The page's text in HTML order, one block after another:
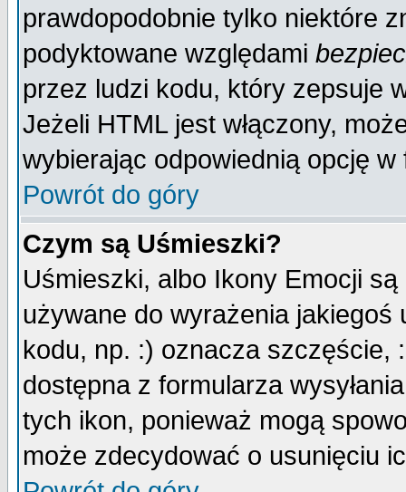
prawdopodobnie tylko niektóre
podyktowane względami
przez ludzi kodu, który zepsuje
Jeżeli HTML jest włączony,
wybierając odpowiednią opcję w
Powrót do góry
Czym są Uśmieszki?
Uśmieszki, albo Ikony Emocji
używane do wyrażenia
kodu, np. :) oznacza szczęście,
dostępna z formularza
tych ikon, ponieważ mogą
może zdecydować o usunięciu